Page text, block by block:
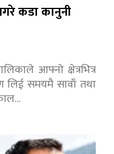
कडा कानुनी
आफ्नो क्षेत्रभित्र
लिई समयमै सावाँ तथा